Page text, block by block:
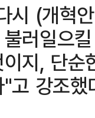
시 (개혁
러일으
지, 단
고 강조했